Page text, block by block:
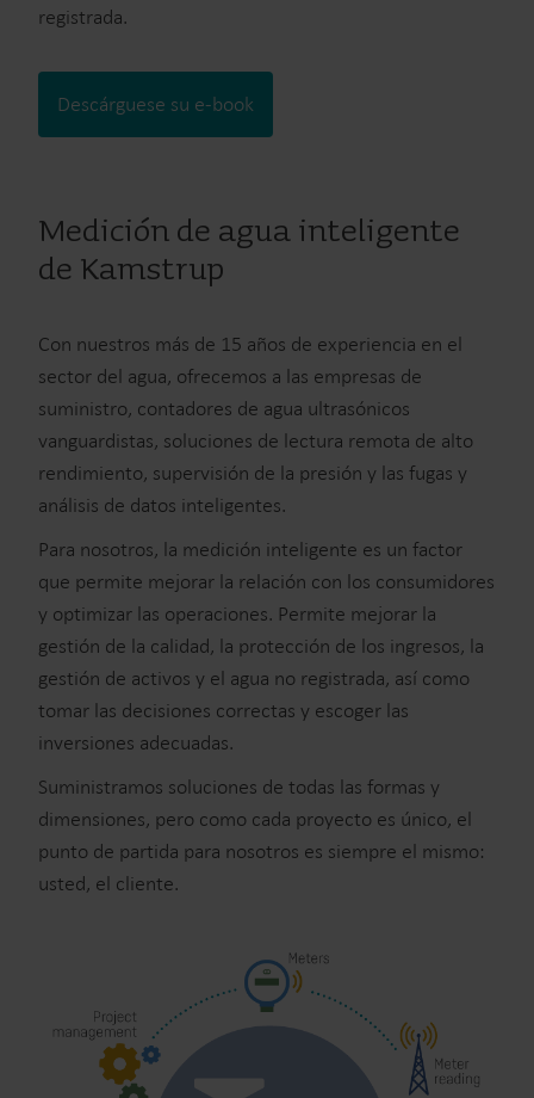
registrada.
Descárguese su e-book
Medición de agua inteligente
de Kamstrup
Con nuestros más de 15 años de experiencia en el
sector del agua, ofrecemos a las empresas de
suministro, contadores de agua ultrasónicos
vanguardistas, soluciones de lectura remota de alto
rendimiento, supervisión de la presión y las fugas y
análisis de datos inteligentes.
Para nosotros, la medición inteligente es un factor
que permite mejorar la relación con los consumidores
y optimizar las operaciones. Permite mejorar la
gestión de la calidad, la protección de los ingresos, la
gestión de activos y el agua no registrada, así como
tomar las decisiones correctas y escoger las
inversiones adecuadas.
Suministramos soluciones de todas las formas y
dimensiones, pero como cada proyecto es único, el
punto de partida para nosotros es siempre el mismo:
usted, el cliente.